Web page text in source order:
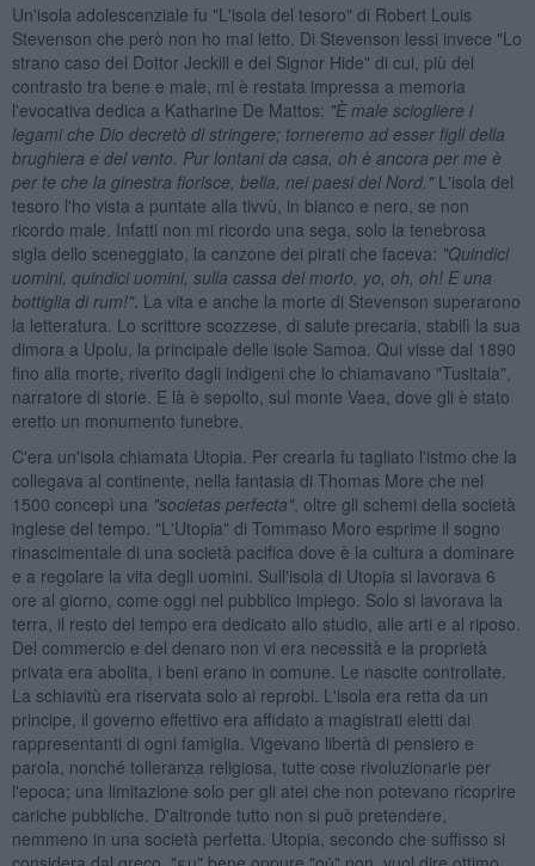
Un'isola adolescenziale fu "L'isola del tesoro" di Robert Louis
Stevenson che però non ho mai letto. Di Stevenson lessi invece "Lo
strano caso del Dottor Jeckill e del Signor Hide" di cui, più del
contrasto tra bene e male, mi è restata impressa a memoria
l'evocativa dedica a Katharine De Mattos: "È male sciogliere i
legami che Dio decretò di stringere; torneremo ad esser figli della
brughiera e del vento. Pur lontani da casa, oh è ancora per me è
per te che la ginestra fiorisce, bella, nei paesi del Nord."L'isola del
tesoro l'ho vista a puntate alla tivvù, in bianco e nero, se non
ricordo male. Infatti non mi ricordo una sega, solo la tenebrosa
sigla dello sceneggiato, la canzone dei pirati che faceva: "Quindici
uomini, quindici uomini, sulla cassa del morto, yo, oh, oh! E una
bottiglia di rum!". La vita e anche la morte di Stevenson superarono
la letteratura. Lo scrittore scozzese, di salute precaria, stabilì la sua
dimora a Upolu, la principale delle isole Samoa. Qui visse dal 1890
fino alla morte, riverito dagli indigeni che lo chiamavano "Tusitala",
narratore di storie. E là è sepolto, sul monte Vaea, dove gli è stato
eretto un monumento funebre.
C'era un'isola chiamata Utopia. Per crearla fu tagliato l'istmo che la
collegava al continente, nella fantasia di Thomas More che nel
1500 concepì una "societas perfecta", oltre gli schemi della società
inglese del tempo. "L'Utopia" di Tommaso Moro esprime il sogno
rinascimentale di una società pacifica dove è la cultura a dominare
e a regolare la vita degli uomini. Sull'isola di Utopia si lavorava 6
ore al giorno, come oggi nel pubblico impiego. Solo si lavorava la
terra, il resto del tempo era dedicato allo studio, alle arti e al riposo.
Del commercio e del denaro non vi era necessità e la proprietà
privata era abolita, i beni erano in comune. Le nascite controllate.
La schiavitù era riservata solo ai reprobi. L'isola era retta da un
principe, il governo effettivo era affidato a magistrati eletti dai
rappresentanti di ogni famiglia. Vigevano libertà di pensiero e
parola, nonché tolleranza religiosa, tutte cose rivoluzionarie per
l'epoca; una limitazione solo per gli atei che non potevano ricoprire
cariche pubbliche. D'altronde tutto non si può pretendere,
nemmeno in una società perfetta. Utopia, secondo che suffisso si